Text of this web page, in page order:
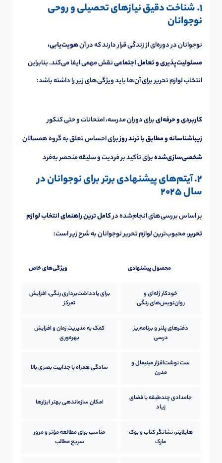
1. شناخت دقیق نیازهای تحصیلی و روحی
نوجوانان
نوجوانان در دوره‌ای از زندگی قرار دارند که در آنهویت‌یابی،
مسئولیت‌پذیری و تعامل اجتماعینقش مهمی ایفا می‌کند. بنابراین
انتخاب لوازم تحریر برای آن‌ها باید ویژگی‌های زیر را داشته باشد:
کاربردی و حرفه‌ایبرای دوران مدرسه، امتحانات و حتی کنکور
زیباشناسانه و مطابق با ترند روزبرای احساس تعلق به گروه همسالان
شخصی‌سازی‌شدهبرای تأکید بر فردیت و سلیقه منحصر به‌فرد
2. آیتم‌های پیشنهادی برتر برای نوجوانان در
سال 2025
بر اساس بررسی‌های انجام‌شده درکامل ترین راهنمای انتخاب لوازم
تحریر، محبوب‌ترین لوازم تحریر نوجوانان به شرح زیر است:
محصول پیشنهادی ویژگی‌های خاص
خودکار ژله‌ای و
روان‌نویس‌های رنگی
برای یادداشت‌برداری رنگی، افزایش
تمرکز
دفترهای پلنر و برنامه‌ریز
درسی
کمک به مدیریت زمان و افزایش
بهره‌وری
ست نوشت‌افزار مینیمال و
مدرن
سادگی همراه با جذابیت بصری بالا
جامدادی چندطبقه با فضای
زیاد
امکان سازماندهی بهتر ابزارها
هایلایتر، نشانگر کتاب و بوک
مارک
مناسب برای مطالعه مؤثر و مرور
سریع مطالب